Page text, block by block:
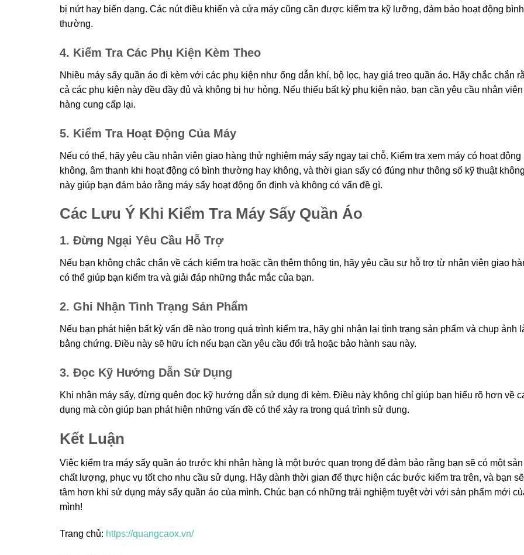
bị nứt hay biến dạng. Các nút điều khiển và cửa máy cũng cần được kiểm tra kỹ lưỡng, đảm bảo hoạt động bình
thường.
4. Kiểm Tra Các Phụ Kiện Kèm Theo
Nhiều máy sấy quần áo đi kèm với các phụ kiện như ống dẫn khí, bộ lọc, hay giá treo quần áo. Hãy chắc chắn
cả các phụ kiện này đều đầy đủ và không bị hư hỏng. Nếu thiếu bất kỳ phụ kiện nào, bạn cần yêu cầu nhân
hàng cung cấp lại.
5. Kiểm Tra Hoạt Động Của Máy
Nếu có thể, hãy yêu cầu nhân viên giao hàng thử nghiệm máy sấy ngay tại chỗ. Kiểm tra xem máy có hoạt động
không, âm thanh khi hoạt động có bình thường hay không, và thời gian sấy có đúng như thông số kỹ thuật
này giúp bạn đảm bảo rằng máy sấy hoạt động ổn định và không có vấn đề gì.
Các Lưu Ý Khi Kiểm Tra Máy Sấy Quần Áo
1. Đừng Ngại Yêu Cầu Hỗ Trợ
Nếu bạn không chắc chắn về cách kiểm tra hoặc cần thêm thông tin, hãy yêu cầu sự hỗ trợ từ nhân viên giao
có thể giúp bạn kiểm tra và giải đáp những thắc mắc của bạn.
2. Ghi Nhận Tình Trạng Sản Phẩm
Nếu bạn phát hiện bất kỳ vấn đề nào trong quá trình kiểm tra, hãy ghi nhận lại tình trạng sản phẩm và chụp ảnh
bằng chứng. Điều này sẽ hữu ích nếu bạn cần yêu cầu đổi trả hoặc bảo hành sau này.
3. Đọc Kỹ Hướng Dẫn Sử Dụng
Khi nhận máy sấy, đừng quên đọc kỹ hướng dẫn sử dụng đi kèm. Điều này không chỉ giúp bạn hiểu rõ hơn về
dụng mà còn giúp bạn phát hiện những vấn đề có thể xảy ra trong quá trình sử dụng.
Kết Luận
Việc kiểm tra máy sấy quần áo trước khi nhận hàng là một bước quan trọng để đảm bảo rằng bạn sẽ có một
chất lượng, phục vụ tốt cho nhu cầu sử dụng. Hãy dành thời gian để thực hiện các bước kiểm tra trên, và bạn
tâm hơn khi sử dụng máy sấy quần áo của mình. Chúc bạn có những trải nghiệm tuyệt vời với sản phẩm mới
mình!
Trang chủ: https://quangcaox.vn/